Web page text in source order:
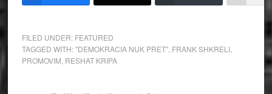
FILED UNDER: FEATURED
TAGGED WITH:"DEMOKRACIA NUK PRET", FRANK SHKRELI,
PROMOVIM RESHAT KRIPA